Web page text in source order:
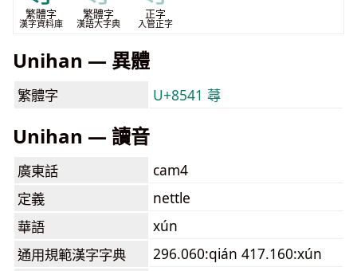
繁體字
漢字資料庫
繁體字
漢語大字典
正字
入管正字
Unihan — 異體
繁體字 U+8541 蕁
Unihan — 讀音
廣東話
cam4
定義
nettle
華語
xún
通用規範漢字字典
296.060:qián 417.160:xún